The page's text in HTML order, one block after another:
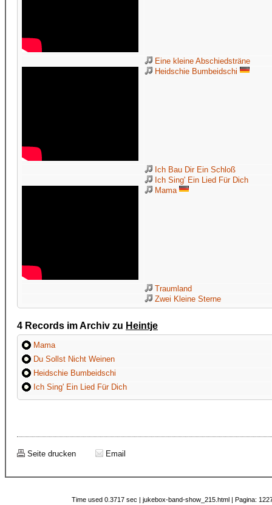
Eine kleine Abschiedsträne
Heidschie Bumbeidschi
Ich Bau Dir Ein Schloß
Ich Sing' Ein Lied Für Dich
Mama
Traumland
Zwei Kleine Sterne
4 Records im Archiv zu Heintje
Mama
Du Sollst Nicht Weinen
Heidschie Bumbeidschi
Ich Sing' Ein Lied Für Dich
Seite drucken Email
Time used 0.3717 sec | jukebox-band-show_215.html | Pagina: